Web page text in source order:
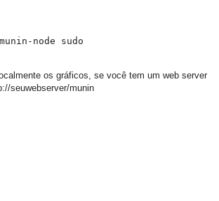
node sudo
os gráficos, se você tem um web server
seuwebserver/munin